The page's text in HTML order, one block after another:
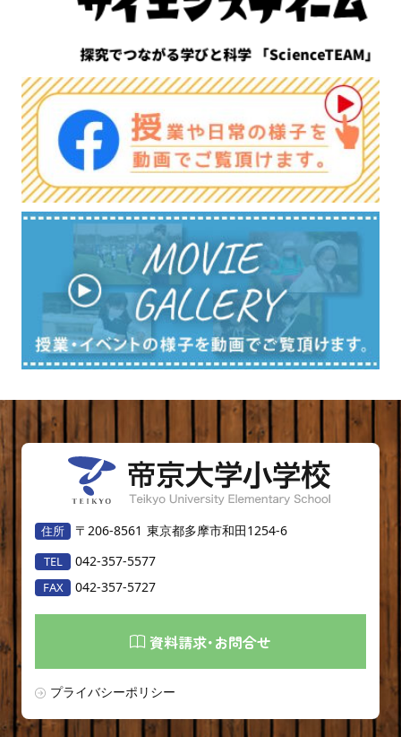
〒206-8561 東京都多摩市和田1254-6
042-357-5577
042-357-5727
資料請求･お問合せ
プライバシーポリシー